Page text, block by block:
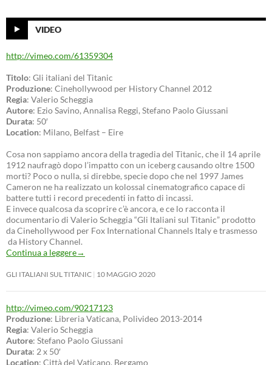
VIDEO
http://vimeo.com/61359304
Titolo: Gli italiani del Titanic
Produzione: Cinehollywood per History Channel 2012
Regia: Valerio Scheggia
Autore: Ezio Savino, Annalisa Reggi, Stefano Paolo Giussani
Durata: 50′
Location: Milano, Belfast – Eire
Cosa non sappiamo ancora della tragedia del Titanic, che il 14 aprile
1912 naufragò dopo l’impatto con un iceberg causando oltre 1500
morti? Poco o nulla, si direbbe, specie dopo che nel 1997 James
Cameron ne ha realizzato un kolossal cinematografico capace di
battere tutti i record precedenti in fatto di incassi.
E invece qualcosa da scoprire c’è ancora, e ce lo racconta il
documentario di Valerio Scheggia “Gli Italiani sul Titanic” prodotto
da Cinehollywood per Fox International Channels Italy e trasmesso
da History Channel.
Continua a leggere→
GLI ITALIANI SUL TITANIC 10 MAGGIO 2020
http://vimeo.com/90217123
Produzione: Libreria Vaticana, Polivideo 2013-2014
Regia: Valerio Scheggia
Autore: Stefano Paolo Giussani
Durata: 2 x 50′
Location: Città del Vaticano, Bergamo